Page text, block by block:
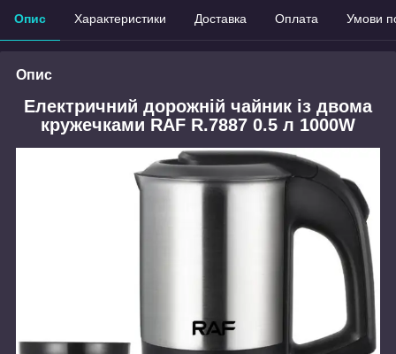
Опис Характеристики Доставка Оплата Умови
Опис
Електричний дорожній чайник із двома
кружечками RAF R.7887 0.5 л 1000W